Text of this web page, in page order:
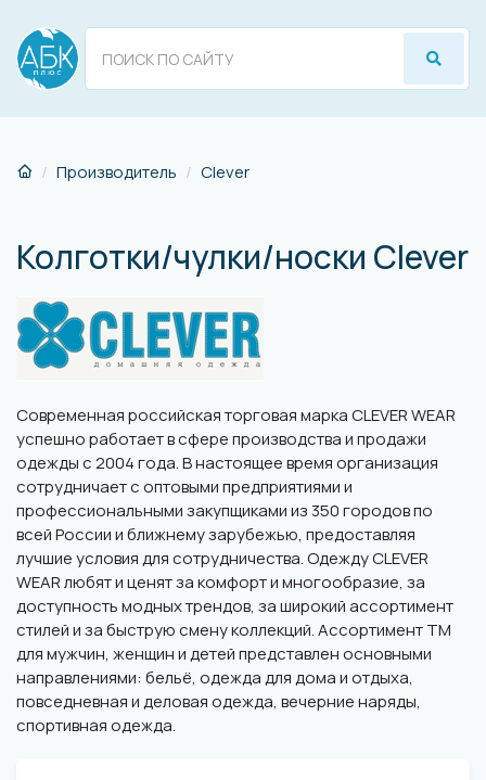
Производитель Clever
Колготки/чулки/носки Clever
Современная российская торговая марка CLEVER WEAR
успешно работает в сфере производства и продажи
одежды с 2004 года. В настоящее время организация
сотрудничает с оптовыми предприятиями и
профессиональными закупщиками из 350 городов по
всей России и ближнему зарубежью, предоставляя
лучшие условия для сотрудничества. Одежду CLEVER
WEAR любят и ценят за комфорт и многообразие, за
доступность модных трендов, за широкий ассортимент
стилей и за быструю смену коллекций. Ассортимент ТМ
для мужчин, женщин и детей представлен основными
направлениями: бельё, одежда для дома и отдыха,
повседневная и деловая одежда, вечерние наряды,
спортивная одежда.